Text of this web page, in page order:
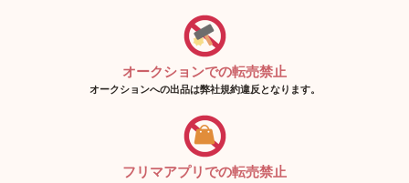
オークションでの転売禁止
オークションへの出品は弊社規約違反となります。
フリマアプリでの転売禁止